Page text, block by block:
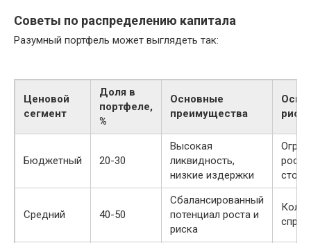
Советы по распределению капитала
Разумный портфель может выглядеть так:
Ценовой
сегмент
Доля в
портфеле,
%
Основные
преимущества
риски
Бюджетный 20-30
Высокая
ликвидность,
низкие издержки
рост
Средний 40-50
Сбалансированный
потенциал роста и
риска